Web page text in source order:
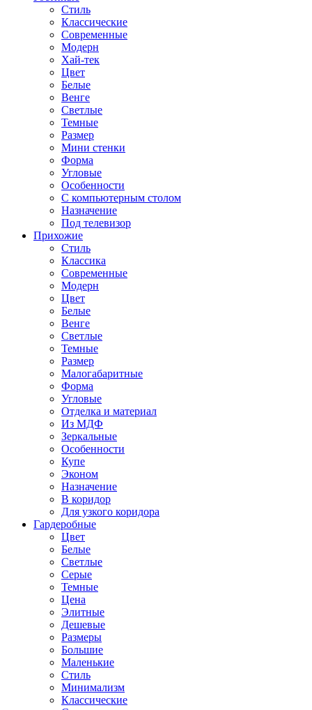
Стиль
Классические
Современные
Модерн
Хай-тек
Цвет
Белые
Венге
Светлые
Темные
Размер
Мини стенки
Форма
Угловые
Особенности
С компьютерным столом
Назначение
Под телевизор
Прихожие
Стиль
Классика
Современные
Модерн
Цвет
Белые
Венге
Светлые
Темные
Размер
Малогабаритные
Форма
Угловые
Отделка и материал
Из МДФ
Зеркальные
Особенности
Купе
Эконом
Назначение
В коридор
Для узкого коридора
Гардеробные
Цвет
Белые
Светлые
Серые
Темные
Цена
Элитные
Дешевые
Размеры
Большие
Маленькие
Стиль
Минимализм
Классические